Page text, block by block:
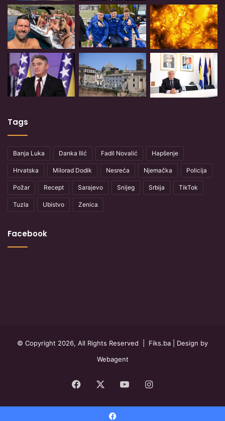
Tags
Banja Luka Danka Ilić Fadil Novalić Hapšenje
Hrvatska Milorad Dodik Nesreća Njemačka Policija
Požar Recept Sarajevo Snijeg Srbija TikTok
Tuzla Ubistvo Zenica
Facebook
© Copyright 2026, All Rights Reserved | Fiks.ba | Design by
Webagent
Facebook YouTubeInstagram